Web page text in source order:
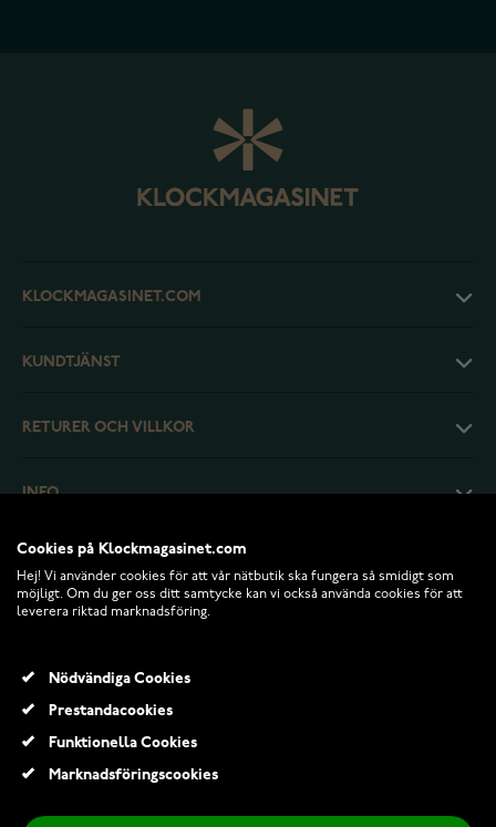
KLOCKMAGASINET.COM
KUNDTJÄNST
RETURER OCH VILLKOR
INFO
Cookies på Klockmagasinet.com
Hej! Vi använder cookies för att vår nätbutik ska fungera så smidigt som
möjligt. Om du ger oss ditt samtycke kan vi också använda cookies för att
leverera riktad marknadsföring.
Nödvändiga Cookies
Prestandacookies
Funktionella Cookies
Marknadsföringscookies